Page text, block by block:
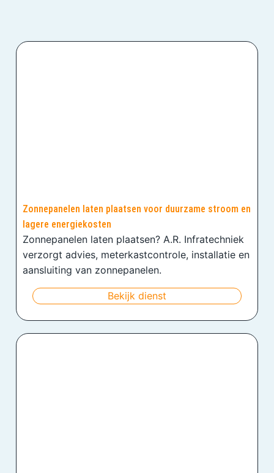
Zonnepanelen laten plaatsen voor duurzame stroom en
lagere energiekosten
Zonnepanelen laten plaatsen? A.R. Infratechniek
verzorgt advies, meterkastcontrole, installatie en
aansluiting van zonnepanelen.
Bekijk dienst